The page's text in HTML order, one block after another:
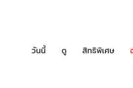
วันนี้ ดู สิทธิพิเศษ